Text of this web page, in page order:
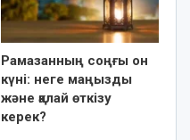
Рамазанның соңғы он
күні: неге маңызды
және қалай өткізу
керек?